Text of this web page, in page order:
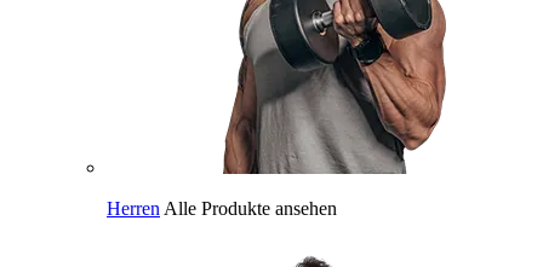
Herren Alle Produkte ansehen